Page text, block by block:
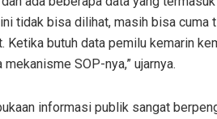
tidak bisa dilihat, masih bisa cuma
butuh data pemilu kemarin
SOP-nya,” ujarnya.
informasi publik sangat